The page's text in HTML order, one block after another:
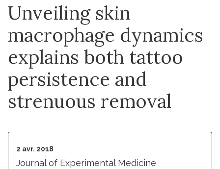
Unveiling skin
macrophage dynamics
explains both tattoo
persistence and
strenuous removal
2 avr. 2018
Journal of Experimental Medicine